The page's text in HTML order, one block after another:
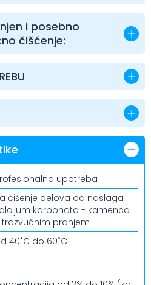
i posebno
čišćenje:
upotreba
čišenje delova od naslaga
karbonata - kamenca
pranjem
40˚C do 60˚C